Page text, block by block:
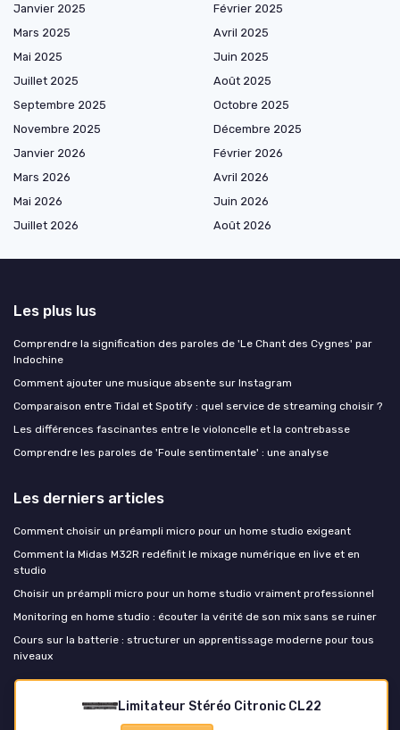
Limitateur Stéréo Citronic CL22
Janvier 2025
Février 2025
Mars 2025
Avril 2025
Mai 2025
Juin 2025
Juillet 2025
Août 2025
Septembre 2025
Octobre 2025
Novembre 2025
Décembre 2025
Janvier 2026
Février 2026
Mars 2026
Avril 2026
Mai 2026
Juin 2026
Juillet 2026
Août 2026
Les plus lus
Comprendre la signification des paroles de 'Le Chant des Cygnes' par
Indochine
Comment ajouter une musique absente sur Instagram
Comparaison entre Tidal et Spotify : quel service de streaming choisir ?
Les différences fascinantes entre le violoncelle et la contrebasse
Comprendre les paroles de 'Foule sentimentale' : une analyse
Les derniers articles
Comment choisir un préampli micro pour un home studio exigeant
Comment la Midas M32R redéfinit le mixage numérique en live et en
studio
Choisir un préampli micro pour un home studio vraiment professionnel
Monitoring en home studio : écouter la vérité de son mix sans se ruiner
Cours sur la batterie : structurer un apprentissage moderne pour tous
niveaux
Music Insiders